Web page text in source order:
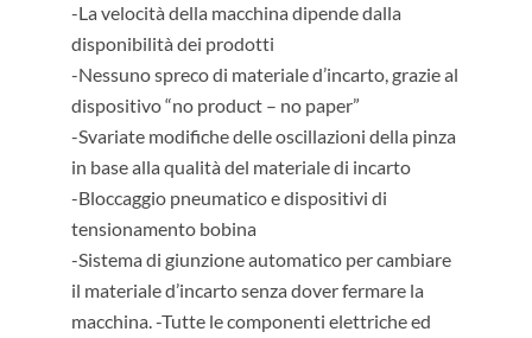
-La velocità della macchina dipende dalla
disponibilità dei prodotti
-Nessuno spreco di materiale d’incarto, grazie al
dispositivo “no product – no paper”
-Svariate modifiche delle oscillazioni della pinza
in base alla qualità del materiale di incarto
-Bloccaggio pneumatico e dispositivi di
tensionamento bobina
-Sistema di giunzione automatico per cambiare
il materiale d’incarto senza dover fermare la
macchina. -Tutte le componenti elettriche ed